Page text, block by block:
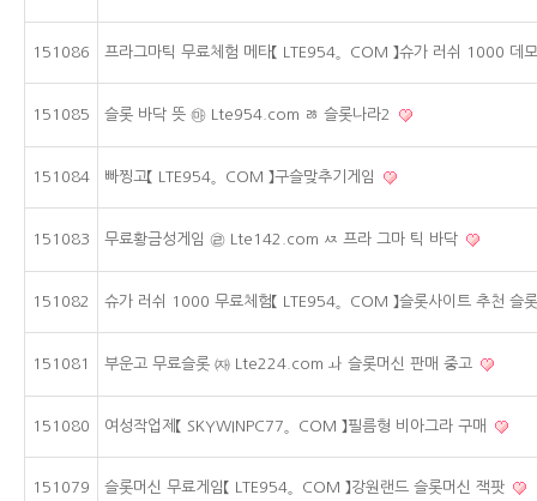
151086 프라그마틱 무료체험 메타【 LTE954。COM 】슈가 러쉬 1000 데
151085 슬롯 바닥 뜻 ㉲ Lte954.com ㅀ 슬롯나라2
151084 빠찡고【 LTE954。COM 】구슬맞추기게임
151083 무료황금성게임 ㉣ Lte142.com ㅾ 프라 그마 틱 바닥
151082 슈가 러쉬 1000 무료체험【 LTE954。COM 】슬롯사이트 추천 슬
151081 부운고 무료슬롯 ㈖ Lte224.com ㅘ 슬롯머신 판매 중고
151080 여성작업제【 SKYWINPC77。COM 】필름형 비아그라 구매
151079 슬롯머신 무료게임【 LTE954。COM 】강원랜드 슬롯머신 잭팟